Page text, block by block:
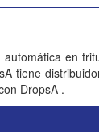
en
tiene
DropsA .